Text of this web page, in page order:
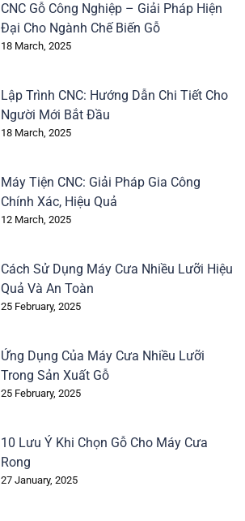
CNC Gỗ Công Nghiệp – Giải Pháp Hiện
Đại Cho Ngành Chế Biến Gỗ
18 March, 2025
Lập Trình CNC: Hướng Dẫn Chi Tiết Cho
Người Mới Bắt Đầu
18 March, 2025
Máy Tiện CNC: Giải Pháp Gia Công
Chính Xác, Hiệu Quả
12 March, 2025
Cách Sử Dụng Máy Cưa Nhiều Lưỡi Hiệu
Quả Và An Toàn
25 February, 2025
Ứng Dụng Của Máy Cưa Nhiều Lưỡi
Trong Sản Xuất Gỗ
25 February, 2025
10 Lưu Ý Khi Chọn Gỗ Cho Máy Cưa
Rong
27 January, 2025